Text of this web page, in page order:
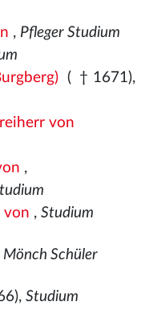
, Pfleger Studium
( †1671),
von
,
von , Studium
Mönch Schüler
Studium